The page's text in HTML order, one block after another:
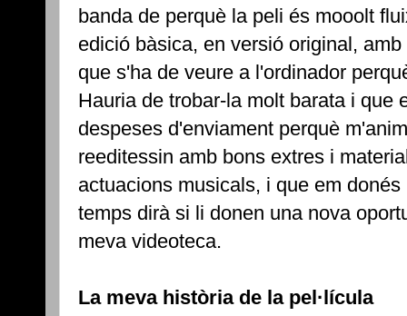
banda de perquè la peli és mooolt
edició bàsica, en versió original,
que s'ha de veure a l'ordinador
Hauria de trobar-la molt barata i que
despeses d'enviament perquè
reeditessin amb bons extres i
actuacions musicals, i que em
temps dirà si li donen una nova
meva videoteca.
La meva història de la pel·lícula